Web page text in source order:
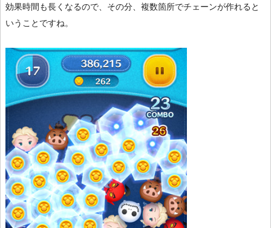
効果時間も長くなるので、その分、複数箇所でチェーンが作れると
いうことですね。